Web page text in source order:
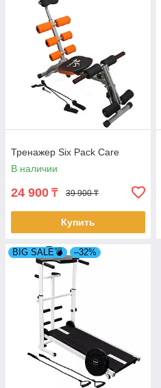
Тренажер Six Pack Care
В наличии
24 900 ₸ 39 900 ₸
Купить
BIG SALE💣 –32%